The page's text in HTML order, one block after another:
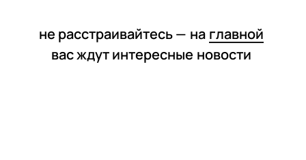
не расстраивайтесь — на главной
вас ждут интересные новости